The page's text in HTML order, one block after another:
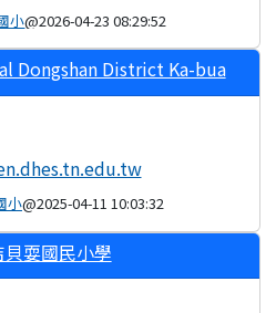
小@2026-04-23 08:29:52
Dongshan District Ka-bua
小@2025-04-11 10:03:32
耍國民小學